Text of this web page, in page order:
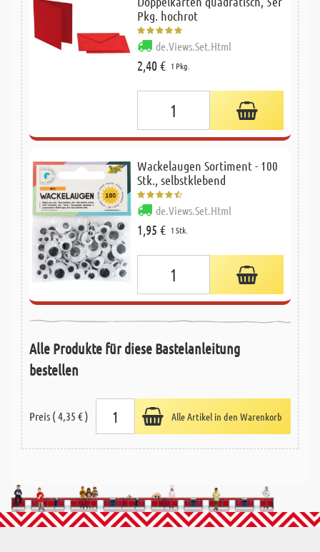
Pkg. hochrot
de.Views.Set.Html
2,40 € 1 Pkg.
Wackelaugen Sortiment - 100
Stk., selbstklebend
de.Views.Set.Html
1,95 € 1 Stk.
Alle Produkte für diese Bastelanleitung
bestellen
Preis ( 4,35 € ) Alle Artikel in den Warenkorb